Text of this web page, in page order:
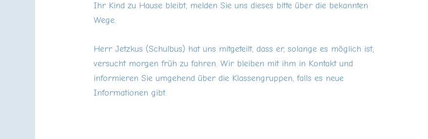
Ihr Kind zu Hause bleibt, melden Sie uns dieses bitte über die bekannten
Wege.
Herr Jetzkus (Schulbus) hat uns mitgeteilt, dass er, solange es möglich ist,
versucht morgen früh zu fahren. Wir bleiben mit ihm in Kontakt und
informieren Sie umgehend über die Klassengruppen, falls es neue
Informationen gibt.